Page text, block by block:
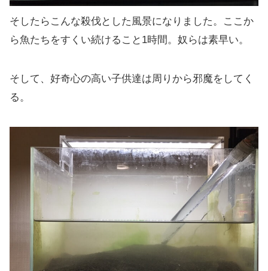
そしたらこんな殺伐とした風景になりました。ここか
ら魚たちをすくい続けること1時間。奴らは素早い。
そして、好奇心の高い子供達は周りから邪魔をしてく
る。